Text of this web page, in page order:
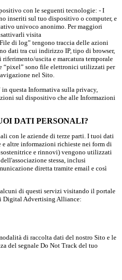
con le seguenti tecnologie: - I
inseriti sul tuo dispositivo o computer, e
univoco anonimo. Per maggiori
visita
di log” tengono traccia delle azioni
dati tra cui indirizzo IP, tipo di browser,
uscita e marcatura temporale
“pixel” sono file elettronici utilizzati per
nel Sito.
questa Informativa sulla privacy,
sul dispositivo che alle Informazioni
DATI PERSONALI?
con le aziende di terze parti. I tuoi dati
altre informazioni richieste nei form di
e rinnovi) vengono utilizzati
stessa, inclusi
diretta tramite email e così
di questi servizi visitando il portale
Digital Advertising Alliance:
di raccolta dati del nostro Sito e le
del segnale Do Not Track del tuo